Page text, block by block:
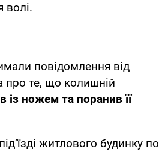
волі.
повідомлення від
про те, що колишній
із ножем та поранив її
житлового будинку по